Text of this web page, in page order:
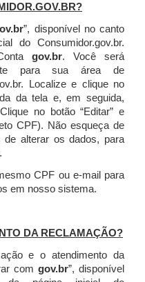
”, disponível no canto
do Consumidor.gov.br.
gov.br. Você será
para sua área de
Localize e clique no
da tela e, em seguida,
Clique no botão “Editar” e
CPF). Não esqueça de
de alterar os dados, para
CPF ou e-mail para
em nosso sistema.
DA RECLAMAÇÃO?
e o atendimento da
com gov.br”, disponível